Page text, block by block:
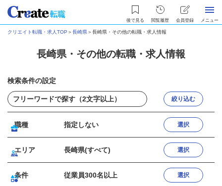
後で見る 閲覧履歴 会員登録 メニュー
クリエイト転職・求人TOP ＞長崎県＞長崎県・その他の転職・求人情報
長崎県・その他の転職・求人情報
検索条件の設定
絞り込む
職種 指定しない 選択
エリア 長崎県(すべて) 選択
条件 従業員300名以上 選択